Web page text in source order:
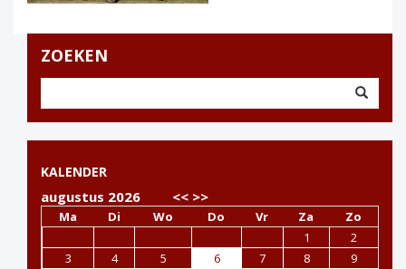
ZOEKEN
KALENDER
augustus 2026 << >>
Ma Di Wo Do Vr Za
Zo
1
2
3
4 5 6 7 8
9